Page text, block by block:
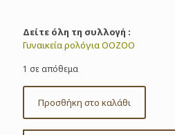
Δείτε όλη τη συλλογή :
Γυναικεία ρολόγια OOZOO
1 σε απόθεμα
Προσθήκη στο καλάθι